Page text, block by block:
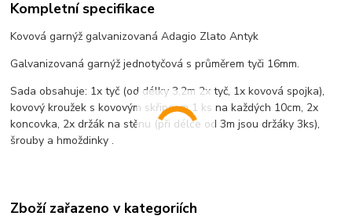
Kompletní specifikace
Kovová garnýž galvanizovaná Adagio Zlato Antyk
Galvanizovaná garnýž jednotyčová s průměrem tyči 16mm.
Sada obsahuje: 1x tyč (od délky 3,2m 2x tyč, 1x kovová spojka),
kovový kroužek s kovovým skřipcem 1 ks na každých 10cm, 2x
koncovka, 2x držák na stěnu (při délce od 3m jsou držáky 3ks),
šrouby a hmoždinky .
Zboží zařazeno v kategoriích